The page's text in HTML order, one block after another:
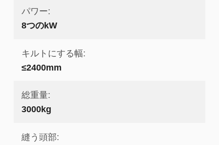
パワー:
8つのkW
キルトにする幅:
≤2400mm
総重量:
3000kg
縫う頭部: